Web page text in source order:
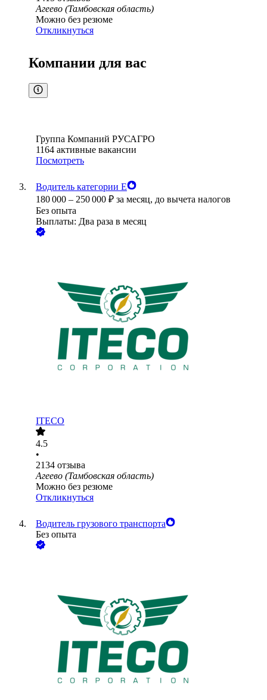
Агеево (Тамбовская область)
Можно без резюме
Откликнуться
Компании для вас
Группа Компаний РУСАГРО
1164 активные вакансии
Посмотреть
Водитель категории Е
180 000 – 250 000 ₽ за месяц, до вычета налогов
Без опыта
Выплаты: Два раза в месяц
ITECO
4.5
•
2134 отзыва
Агеево (Тамбовская область)
Можно без резюме
Откликнуться
Водитель грузового транспорта
Без опыта